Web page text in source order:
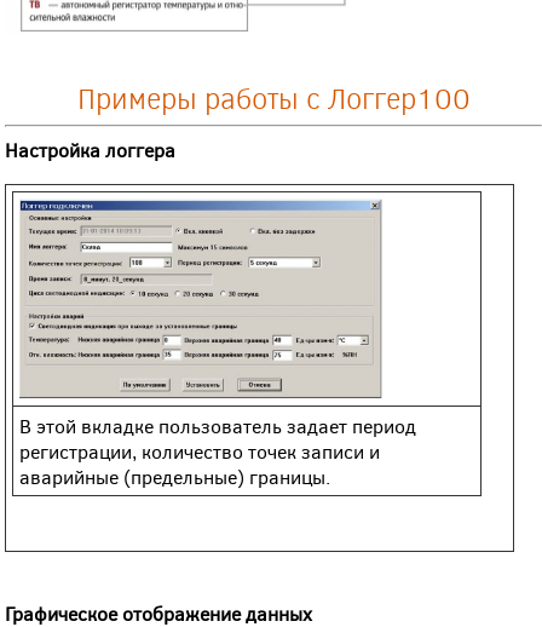
Примеры работы с Логгер100
Настройка логгера
В этой вкладке пользователь задает период
регистрации, количество точек записи и
аварийные (предельные) границы.
Графическое отображение данных